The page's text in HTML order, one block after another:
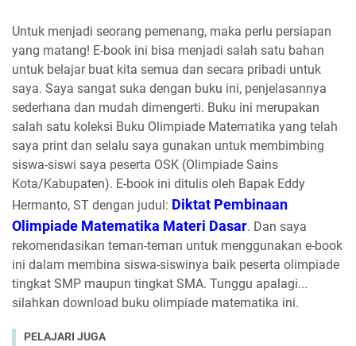
Untuk menjadi seorang pemenang, maka perlu persiapan
yang matang! E-book ini bisa menjadi salah satu bahan
untuk belajar buat kita semua dan secara pribadi untuk
saya. Saya sangat suka dengan buku ini, penjelasannya
sederhana dan mudah dimengerti. Buku ini merupakan
salah satu koleksi Buku Olimpiade Matematika yang telah
saya print dan selalu saya gunakan untuk membimbing
siswa-siswi saya peserta OSK (Olimpiade Sains
Kota/Kabupaten). E-book ini ditulis oleh Bapak Eddy
Hermanto, ST dengan judul: Diktat Pembinaan
Olimpiade Matematika Materi Dasar. Dan saya
rekomendasikan teman-teman untuk menggunakan e-book
ini dalam membina siswa-siswinya baik peserta olimpiade
tingkat SMP maupun tingkat SMA. Tunggu apalagi...
silahkan download buku olimpiade matematika ini.
PELAJARI JUGA